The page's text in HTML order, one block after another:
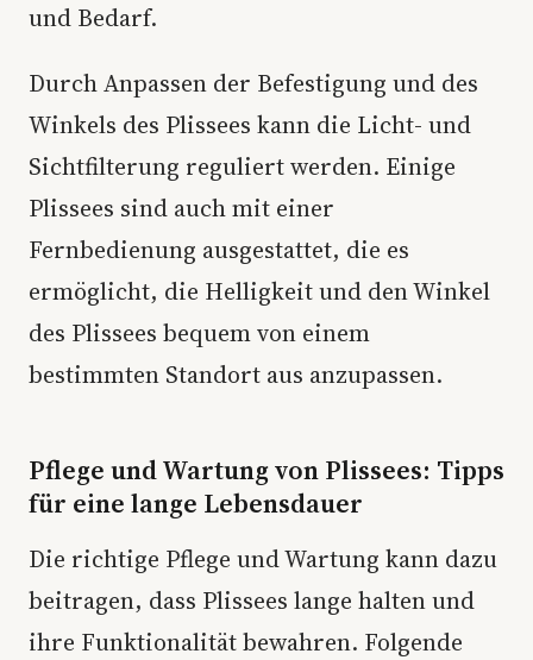
und Bedarf.
Durch Anpassen der Befestigung und des
Winkels des Plissees kann die Licht- und
Sichtfilterung reguliert werden. Einige
Plissees sind auch mit einer
Fernbedienung ausgestattet, die es
ermöglicht, die Helligkeit und den Winkel
des Plissees bequem von einem
bestimmten Standort aus anzupassen.
Pflege und Wartung von Plissees: Tipps
für eine lange Lebensdauer
Die richtige Pflege und Wartung kann dazu
beitragen, dass Plissees lange halten und
ihre Funktionalität bewahren. Folgende